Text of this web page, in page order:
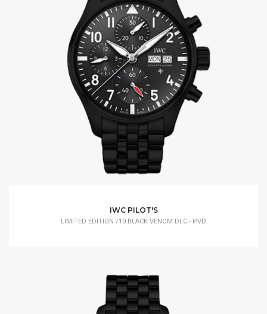
IWC PILOT'S
LIMITED EDITION /10 BLACK VENOM DLC - PVD